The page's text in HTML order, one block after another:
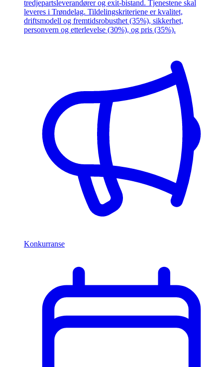
tredjepartsleverandører og exit-bistand. Tjenestene skal
leveres i Trøndelag. Tildelingskriteriene er kvalitet,
driftsmodell og fremtidsrobusthet (35%), sikkerhet,
personvern og etterlevelse (30%), og pris (35%).
Konkurranse